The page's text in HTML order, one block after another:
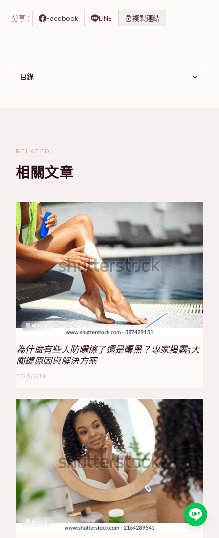
分享： Facebook LINE 複製連結
目錄
RELATED
相關文章
肌膚知識
為什麼有些人防曬擦了還是曬黑？專家揭露5大
關鍵原因與解決方案
2025/9/19
肌膚知識